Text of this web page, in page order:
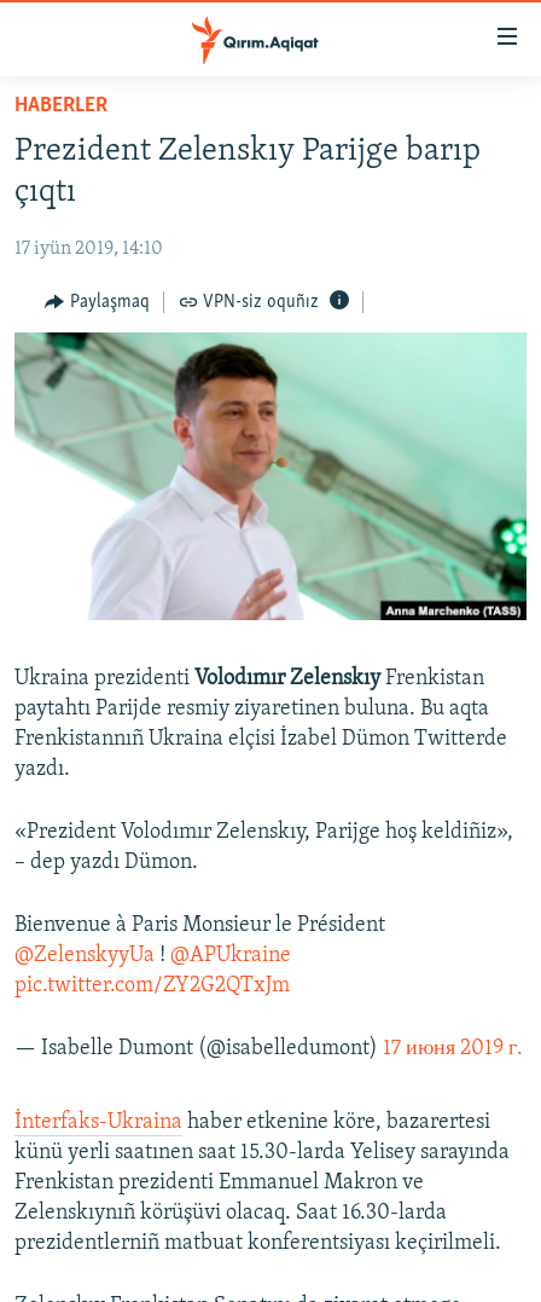
Esas
qaytmaq
Baş
navigatsiyağa
qaytmaq
qaytmaq
HABERLER
İQTİSADİYAT
CEMİYET
MEDENİYET
İNSAN AQLARI
VİDEO
SÜRET
BLOGLAR
Русский
Українською
QOŞULIÑIZ!
HABERLER
Prezident Zelenskıy Parijge barıp
çıqtı
17 iyün 2019, 14:10
Paylaşmaq VPN-siz oquñız
Ukraina prezidenti Volodımır ZelenskıyFrenkistan
paytahtı Parijde resmiy ziyaretinen buluna. Bu aqta
Frenkistannıñ Ukraina elçisi İzabel Dümon Twitterde
yazdı.
«Prezident Volodımır Zelenskıy, Parijge hoş keldiñiz»,
– dep yazdı Dümon.
Bienvenue à Paris Monsieur le Président
@ZelenskyyUa ! @APUkraine
pic.twitter.com/ZY2G2QTxJm
— Isabelle Dumont (@isabelledumont) 17 июня 2019 г.
İnterfaks-Ukraina haber etkenine köre, bazarertesi
künü yerli saatınen saat 15.30-larda Yelisey sarayında
Frenkistan prezidenti Emmanuel Makron ve
Zelenskıynıñ körüşüvi olacaq. Saat 16.30-larda
prezidentlerniñ matbuat konferentsiyası keçirilmeli.